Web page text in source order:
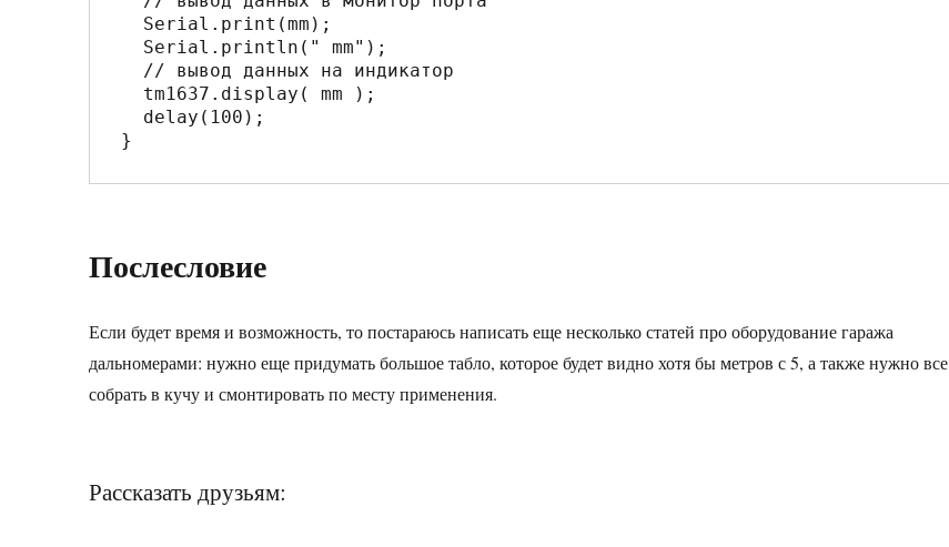
Послесловие
Если будет время и возможность, то постараюсь написать еще несколько статей про оборудование гаража
дальномерами: нужно еще придумать большое табло, которое будет видно хотя бы метров с 5, а также нужно все
собрать в кучу и смонтировать по месту применения.
Рассказать друзьям: